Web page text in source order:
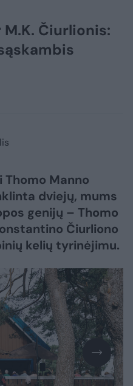
Čiurlionis:
Manno
dviejų, mums
genijų – Thomo
Čiurliono
kelių tyrinėjimu.